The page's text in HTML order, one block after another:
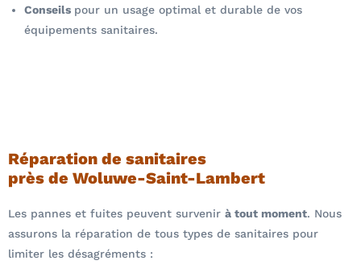
Conseils pour un usage optimal et durable de vos
équipements sanitaires.
Réparation de sanitaires
près de Woluwe-Saint-Lambert
Les pannes et fuites peuvent survenir à tout moment. Nous
assurons la réparation de tous types de sanitaires pour
limiter les désagréments :